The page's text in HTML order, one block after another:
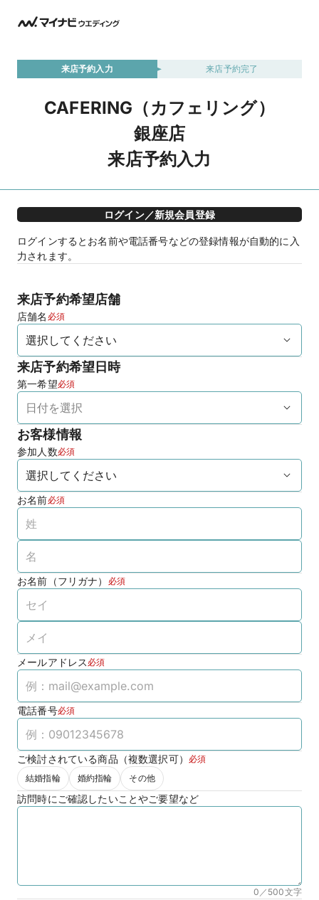
来店予約入力 来店予約完了
CAFERING（カフェリング）
銀座店
来店予約入力
ログイン／新規会員登録
ログインするとお名前や電話番号などの登録情報が自動的に入
力されます。
来店予約希望店舗
店舗名 必須
来店予約希望日時
第一希望必須
お客様情報
参加人数必須
お名前必須
お名前（フリガナ） 必須
メールアドレス 必須
電話番号必須
ご検討されている商品（複数選択可）
必須
結婚指輪
婚約指輪 その他
訪問時にご確認したいことやご要望など
0／500文字